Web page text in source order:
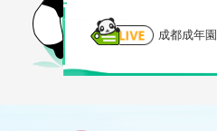
成都成年